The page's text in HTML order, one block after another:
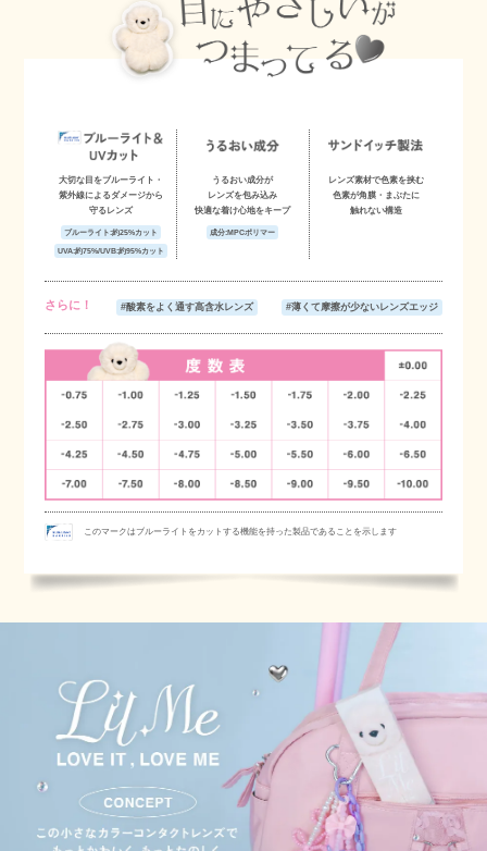
大切な目をブルーライト・
紫外線によるダメージから
守るレンズ
ブルーライト:約25%カット
UVA:約75%/UVB:約95%カット
うるおい成分が
レンズを包み込み
快適な着け心地をキープ
成分:MPCポリマー
レンズ素材で色素を挟む
色素が角膜・まぶたに
触れない構造
さらに！ #酸素をよく通す高含水レンズ #薄くて摩擦が少ないレンズエッジ
このマークはブルーライトをカットする機能を持った製品であることを示します